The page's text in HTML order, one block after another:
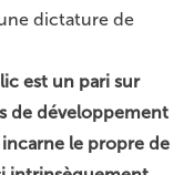
dictature de
est un pari sur
de développement
le propre de